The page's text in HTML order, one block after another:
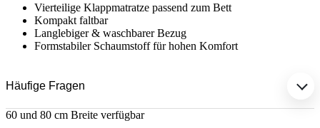
Vierteilige Klappmatratze passend zum Bett
Kompakt faltbar
Langlebiger & waschbarer Bezug
Formstabiler Schaumstoff für hohen Komfort
Häufige Fragen
60 und 80 cm Breite verfügbar